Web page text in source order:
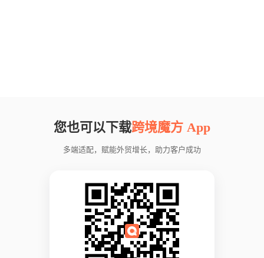
您也可以下载跨境魔方 App
多端适配，赋能外贸增长，助力客户成功